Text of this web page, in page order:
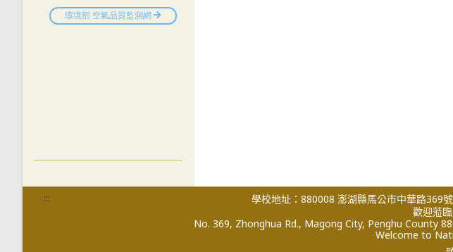
::: 學校地址：880008 澎湖縣馬公市中華路369號
歡迎蒞
No. 369, Zhonghua Rd., Magong City, Penghu County
Welcome to